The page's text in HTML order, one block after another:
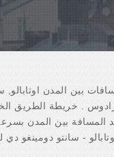
بين المدن اوتابالو,
. خريطة الطريق
المسافة بين المدن